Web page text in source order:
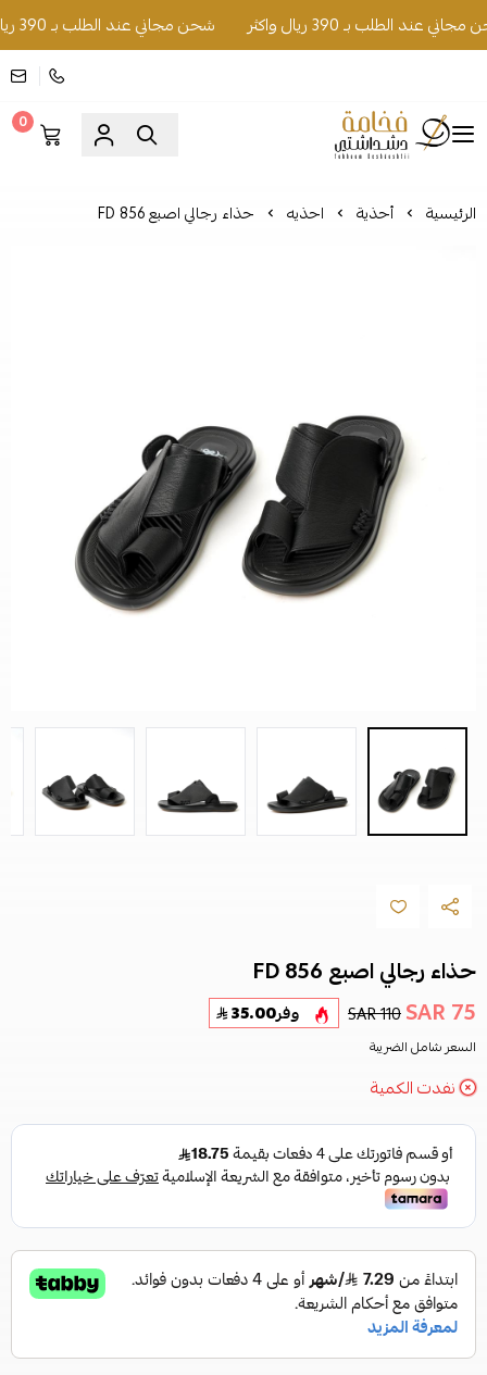
عند الطلب بـ 390 ريال واكثر شحن مجاني عند الطلب بـ 390 ريال واكثر
فخامة دشداشتي
0
الرئيسية أحذية احذيه حذاء رجالي اصبع FD 856
حذاء رجالي اصبع FD 856
75 SAR
110 SAR وفر35.00
السعر شامل الضريبة
نفدت الكمية